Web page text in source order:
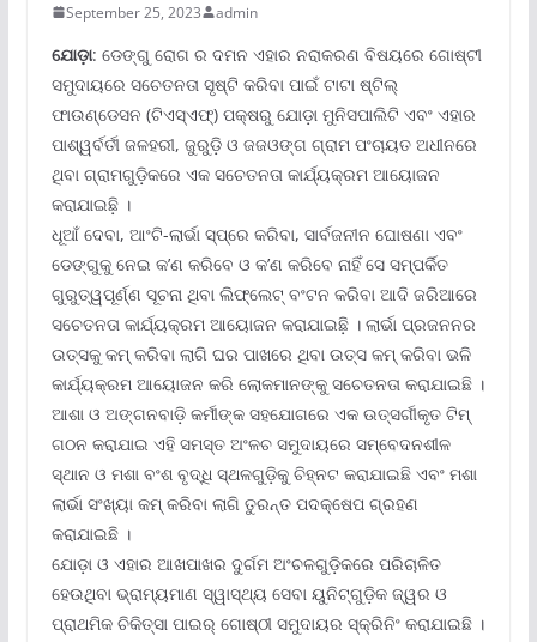
September 25, 2023 admin
ଯୋଡ଼ା: ଡେଙ୍ଗୁ ରୋଗ ର ଦମନ ଏହାର ନରାକରଣ ବିଷୟରେ ଗୋଷ୍ଟୀ
ସମୁଦାୟରେ ସଚେତନତା ସୃଷ୍ଟି କରିବା ପାଇଁ ଟାଟା ଷ୍ଟିଲ୍
ଫାଉଣ୍ଡେସନ (ଟିଏସ୍‌ଏଫ୍‌) ପକ୍ଷରୁ ଯୋଡ଼ା ମୁନିସପାଲିଟି ଏବଂ ଏହାର
ପାଶ୍ୱର୍ବର୍ତୀ ଜଳହରୀ, ଜୁରୁଡ଼ି ଓ ଜଜଓଙ୍ଗ ଗ୍ରାମ ପଂଚାୟତ ଅଧୀନରେ
ଥିବା ଗ୍ରାମଗୁଡ଼ିକରେ ଏକ ସଚେତନତା କାର୍ଯ୍ୟକ୍ରମ ଆୟୋଜନ
କରାଯାଇଛ଼ି ।
ଧୂଆଁ ଦେବା, ଆଂଟି-ଲାର୍ଭା ସ୍ପ୍ରେ କରିବା, ସାର୍ବଜନୀନ ଘୋଷଣା ଏବଂ
ଡେଙ୍ଗୁକୁ ନେଇ କ’ଣ କରିବେ ଓ କ’ଣ କରିବେ ନାହିଁ ସେ ସମ୍ପର୍କିତ
ଗୁରୁତ୍ୱପୂର୍ଣ୍ଣ ସୂଚନା ଥିବା ଲିଫ୍‌ଲେଟ୍ ବଂଟନ କରିବା ଆଦି ଜରିଆରେ
ସଚେତନତା କାର୍ଯ୍ୟକ୍ରମ ଆୟୋଜନ କରାଯାଇଛ଼ି । ଲାର୍ଭା ପ୍ରଜନନର
ଉତ୍ସକୁ କମ୍ କରିବା ଲାଗି ଘର ପାଖରେ ଥିବା ଉତ୍ସ କମ୍ କରିବା ଭଳି
କାର୍ଯ୍ୟକ୍ରମ ଆୟୋଜନ କରି ଲୋକମାନଙ୍କୁ ସଚେତନତା କରାଯାଇଛି ।
ଆଶା ଓ ଅଙ୍ଗନବାଡ଼ି କର୍ମୀଙ୍କ ସହଯୋଗରେ ଏକ ଉତ୍ସର୍ଗୀକୃତ ଟିମ୍
ଗଠନ କରାଯାଇ ଏହି ସମସ୍ତ ଅଂଳଚ ସମୁଦାୟରେ ସମ୍ବେଦନଶୀଳ
ସ୍ଥାନ ଓ ମଶା ବଂଶ ବୃଦ୍ଧି ସ୍ଥଳଗୁଡ଼ିକୁ ଚିହ୍ନଟ କରାଯାଇଛି ଏବଂ ମଶା
ଲାର୍ଭା ସଂଖ୍ୟା କମ୍ କରିବା ଲାଗି ତୁରନ୍ତ ପଦକ୍ଷେପ ଗ୍ରହଣ
କରାଯାଇଛି ।
ଯୋଡ଼ା ଓ ଏହାର ଆଖପାଖର ଦୁର୍ଗମ ଅଂଚଳଗୁଡ଼ିକରେ ପରିଚାଳିତ
ହେଉଥିବା ଭ୍ରାମ୍ୟମାଣ ସ୍ୱାସ୍ଥ୍ୟ ସେବା ୟୁନିଟ୍‌ଗୁଡ଼ିକ ଜ୍ୱର ଓ
ପ୍ରାଥମିକ ଚିକିତ୍ସା ପାଇର୍ ଗୋଷ୍ଠୀ ସମୁଦାୟର ସ୍କ୍ରିନିଂ କରାଯାଇଛି ।